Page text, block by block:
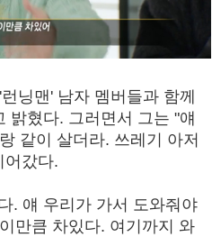
닝맨' 남자 멤버들과 함께
밝혔다. 그러면서 그는 "얘
같이 살더라. 쓰레기 아저
어갔다.
. 얘 우리가 가서 도와줘야
만큼 차있다. 여기까지 와